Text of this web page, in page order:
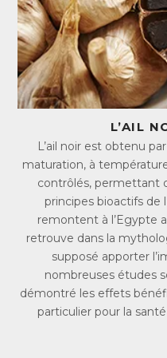
Il
L’AIL
L’ail noir est obtenu
maturation, à
contrôlés, permettant
principes bioactifs de
remontent à l’Egypte
retrouve dans la
supposé apporter
nombreuses études
démontré les effets
particulier pour la